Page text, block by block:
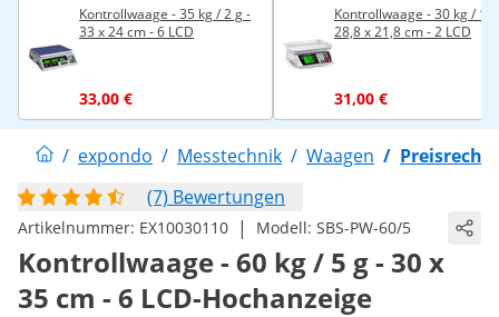
Kontrollwaage - 35 kg / 2 g -
33 x 24 cm - 6 LCD
33,00 €
Kontrollwaage - 30 kg / 1
28,8 x 21,8 cm - 2 LCD
31,00 €
/ expondo / Messtechnik / Waagen /
(7) Bewertungen
Artikelnummer: EX10030110 | Modell: SBS-PW-60/5
Kontrollwaage - 60 kg / 5 g - 30 x
35 cm - 6 LCD-Hochanzeige